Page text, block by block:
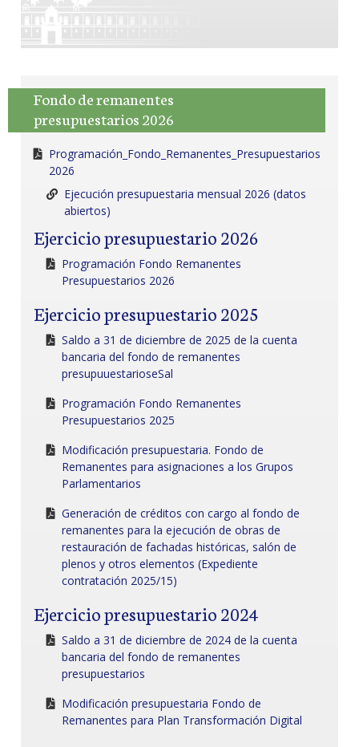
Fondo de remanentes
presupuestarios 2026
Programación_Fondo_Remanentes_Presupuestarios
2026
Ejecución presupuestaria mensual 2026 (datos
abiertos)
Ejercicio presupuestario 2026
Programación Fondo Remanentes
Presupuestarios 2026
Ejercicio presupuestario 2025
Saldo a 31 de diciembre de 2025 de la cuenta
bancaria del fondo de remanentes
presupuuestarioseSal
Programación Fondo Remanentes
Presupuestarios 2025
Modificación presupuestaria. Fondo de
Remanentes para asignaciones a los Grupos
Parlamentarios
Generación de créditos con cargo al fondo de
remanentes para la ejecución de obras de
restauración de fachadas históricas, salón de
plenos y otros elementos (Expediente
contratación 2025/15)
Ejercicio presupuestario 2024
Saldo a 31 de diciembre de 2024 de la cuenta
bancaria del fondo de remanentes
presupuestarios
Modificación presupuestaria Fondo de
Remanentes para Plan Transformación Digital